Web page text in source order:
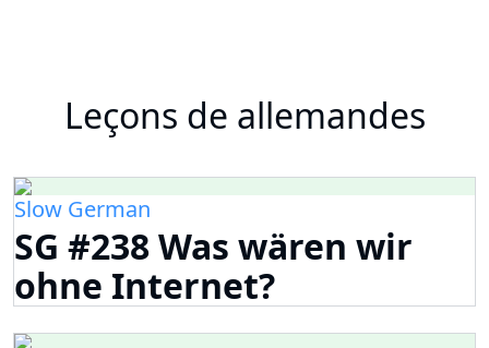
Leçons de allemandes
Slow German
SG #238 Was wären wir
ohne Internet?